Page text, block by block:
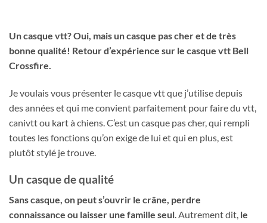
Un casque vtt? Oui, mais un casque pas cher et de très
bonne qualité! Retour d’expérience sur le casque vtt Bell
Crossfire.
Je voulais vous présenter le casque vtt que j’utilise depuis
des années et qui me convient parfaitement pour faire du vtt,
canivtt ou kart à chiens. C’est un casque pas cher, qui rempli
toutes les fonctions qu’on exige de lui et qui en plus, est
plutôt stylé je trouve.
Un casque de qualité
Sans casque, on peut s’ouvrir le crâne, perdre
connaissance ou laisser une famille seul. Autrement dit, le